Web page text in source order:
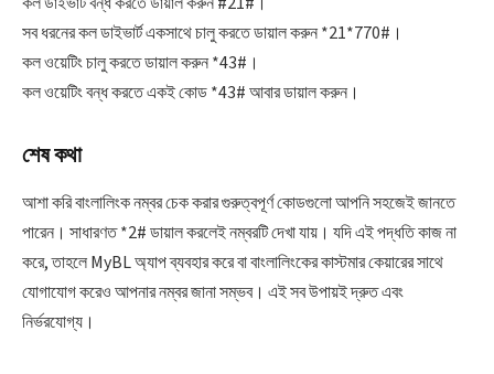
সব ধরনের কল ডাইভার্ট একসাথে চালু করতে ডায়াল করুন *21*770#।
কল ওয়েটিং চালু করতে ডায়াল করুন *43#।
কল ওয়েটিং বন্ধ করতে একই কোড *43# আবার ডায়াল করুন।
শেষ কথা
আশা করি বাংলালিংক নম্বর চেক করার গুরুত্বপূর্ণ কোডগুলো আপনি সহজেই জানতে
পারেন। সাধারণত *2# ডায়াল করলেই নম্বরটি দেখা যায়। যদি এই পদ্ধতি কাজ না
করে, তাহলে MyBL অ্যাপ ব্যবহার করে বা বাংলালিংকের কাস্টমার কেয়ারের সাথে
যোগাযোগ করেও আপনার নম্বর জানা সম্ভব। এই সব উপায়ই দ্রুত এবং
নির্ভরযোগ্য।